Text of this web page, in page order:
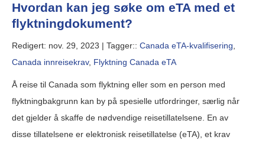
Kontakt
Hvordan kan jeg søke om eTA med et
flyktningdokument?
Redigert: nov. 29, 2023 | Tagger:: Canada eTA-kvalifisering,
Canada innreisekrav, Flyktning Canada eTA
Å reise til Canada som flyktning eller som en person med
flyktningbakgrunn kan by på spesielle utfordringer, særlig når
det gjelder å skaffe de nødvendige reisetillatelsene. En av
disse tillatelsene er elektronisk reisetillatelse (eTA), et krav